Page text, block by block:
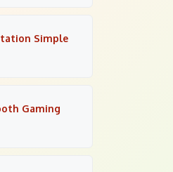
Simple
Gaming